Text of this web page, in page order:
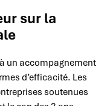
sur la
un accompagnement
d’efficacité. Les
soutenues